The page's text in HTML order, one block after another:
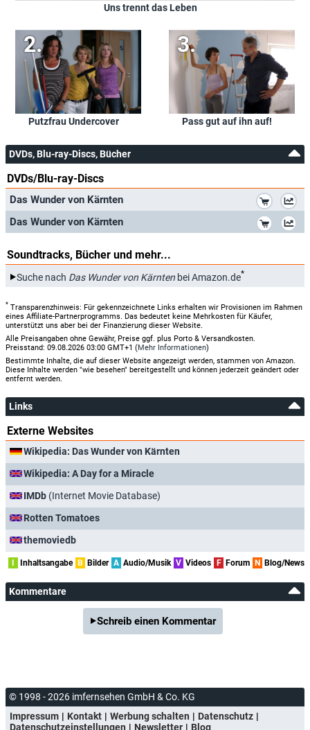
Uns trennt das Leben
Putzfrau Undercover Pass gut auf ihn auf!
DVDs, Blu-ray-Discs, Bücher
DVDs/Blu-ray-Discs
Das Wunder von Kärnten
Das Wunder von Kärnten
Soundtracks, Bücher und mehr...
Suche nach Das Wunder von Kärnten bei Amazon.de*
* Transparenzhinweis: Für gekennzeichnete Links erhalten wir Provisionen im Rahmen
eines Affiliate-Partnerprogramms. Das bedeutet keine Mehrkosten für Käufer,
unterstützt uns aber bei der Finanzierung dieser Website.
Alle Preisangaben ohne Gewähr, Preise ggf. plus Porto & Versandkosten.
Preisstand: 09.08.2026 03:00 GMT+1 (Mehr Informationen)
Bestimmte Inhalte, die auf dieser Website angezeigt werden, stammen von Amazon.
Diese Inhalte werden "wie besehen" bereitgestellt und können jederzeit geändert oder
entfernt werden.
Links
Externe Websites
Wikipedia: Das Wunder von Kärnten
Wikipedia: A Day for a Miracle
IMDb (Internet Movie Database)
Rotten Tomatoes
themoviedb
Inhaltsangabe B Bilder A Audio/Musik V Videos F Forum N Blog/News
Kommentare
Schreib einen Kommentar
© 1998 - 2026 imfernsehen GmbH & Co. KG
Impressum
Kontakt Werbung schalten
Datenschutz
Datenschutzeinstellungen
Newsletter Blog